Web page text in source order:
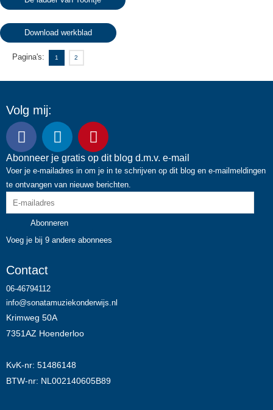
Download werkblad
Pagina's: 1 2
Volg mij:
F
a
c
e
b
o
k
L
i
n
k
e
i
n
P
i
n
t
e
s
Abonneer je gratis op dit blog d.m.v. e-mail
Voer je e-mailadres in om je in te schrijven op dit blog en e-mailmeldingen
te ontvangen van nieuwe berichten.
E-
mailadres
Abonneren
Voeg je bij 9 andere abonnees
Contact
06-46794112
info@sonatamuziekonderwijs.nl
Krimweg 50A
7351AZ Hoenderloo
KvK-nr: 51486148
BTW-nr: NL002140605B89